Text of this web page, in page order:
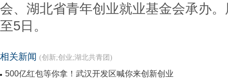
会、湖北省青年创业就业基金会承办
至5日。
相关新闻 (创新;创业;湖北共青团)
500亿红包等你拿！武汉开发区喊你来创新创业